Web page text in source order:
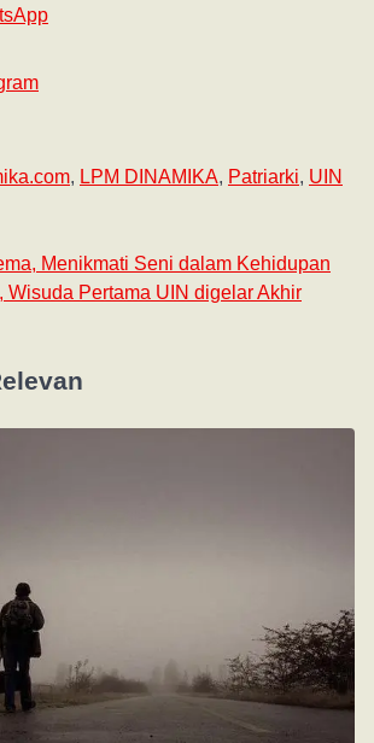
, LPM DINAMIKA, Patriarki, UIN
Menikmati Seni dalam Kehidupan
Wisuda Pertama UIN digelar Akhir